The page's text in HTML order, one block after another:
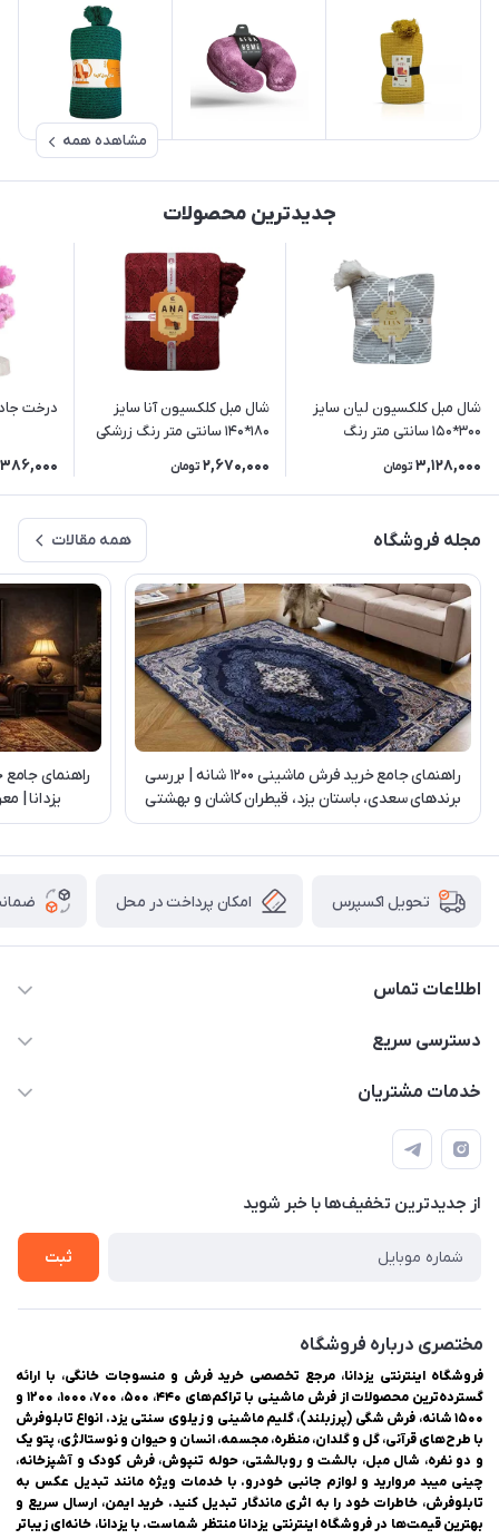
مشاهده همه
جدیدترین محصولات
شال مبل کلکسیون لیان سایز
300*150 سانتی متر رنگ
طوسی
3,128,000 تومان
شال مبل کلکسیون آنا سایز
180*140 سانتی متر رنگ زرشکی
2,670,000 تومان
درخت
386,000
مجله فروشگاه همه مقالات
راهنمای جامع خرید فرش ماشینی 1200 شانه | بررسی
برندهای سعدی، باستان یزد، قیطران کاشان و بهشتی
تبریز
راهنمای
یزدانا |
تحویل اکسپرس امکان پرداخت در محل
اطلاعات تماس
03538252575
اینترنتی یزدانا
دسترسی سریع
حساب کاربری
لیست محصولات
درباره ما
خدمات مشتریان
راهنمای ثبت سفارش
حریم خصوصی
سوالات متداول
از جدید‌ترین تخفیف‌ها با‌ خبر شوید
ثبت
مختصری درباره فروشگاه
فروشگاه اینترنتی یزدانا، مرجع تخصصی خرید فرش و منسوجات خانگی، با ارائه
گسترده‌ترین محصولات از فرش ماشینی با تراکم‌های ۴۴۰، ۵۰۰، ۷۰۰، ۱۰۰۰، ۱۲۰۰ و
۱۵۰۰ شانه، فرش شگی (پرزبلند)، گلیم ماشینی و زیلوی سنتی یزد. انواع تابلوفرش
با طرح‌های قرآنی، گل و گلدان، منظره، مجسمه، انسان و حیوان و نوستالژی، پتو یک
و دو نفره، شال مبل، بالشت و روبالشتی، حوله تنپوش، فرش کودک و آشپزخانه،
چینی میبد مروارید و لوازم جانبی خودرو. با خدمات ویژه مانند تبدیل عکس به
تابلوفرش، خاطرات خود را به اثری ماندگار تبدیل کنید. خرید ایمن، ارسال سریع و
بهترین قیمت‌ها در فروشگاه اینترنتی یزدانا منتظر شماست. با یزدانا، خانه‌ای زیباتر